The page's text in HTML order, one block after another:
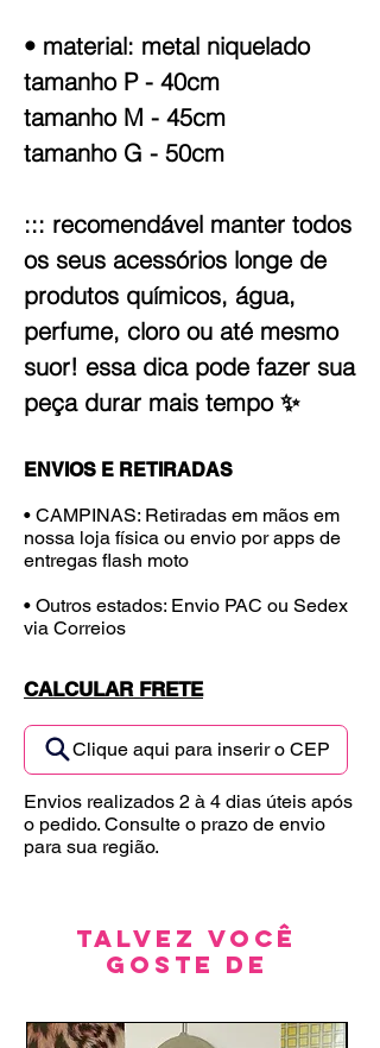
• material: metal niquelado
tamanho P - 40cm
tamanho M - 45cm
tamanho G - 50cm
::: recomendável manter todos
os seus acessórios longe de
produtos químicos, água,
perfume, cloro ou até mesmo
suor! essa dica pode fazer sua
peça durar mais tempo ✨
ENVIOS E RETIRADAS
• CAMPINAS: Retiradas em mãos em
nossa loja física ou envio por apps de
entregas flash moto
• Outros estados: Envio PAC ou Sedex
via Correios
CALCULAR FRETE
Clique aqui para inserir o CEP
Envios realizados 2 à 4 dias úteis após
o pedido. Consulte o prazo de envio
para sua região.
Talvez você
goste de